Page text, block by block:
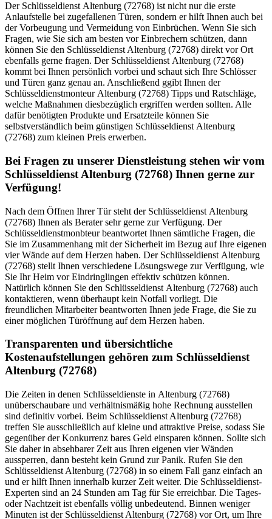
Der Schlüsseldienst Altenburg (72768) ist nicht nur die erste
Anlaufstelle bei zugefallenen Türen, sondern er hilft Ihnen auch bei
der Vorbeugung und Vermeidung von Einbrüchen. Wenn Sie sich
Fragen, wie Sie sich am besten vor Einbrechern schützen, dann
können Sie den Schlüsseldienst Altenburg (72768) direkt vor Ort
ebenfalls gerne fragen. Der Schlüsseldienst Altenburg (72768)
kommt bei Ihnen persönlich vorbei und schaut sich Ihre Schlösser
und Türen ganz genau an. Anschließend ggibt Ihnen der
Schlüsseldienstmonteur Altenburg (72768) Tipps und Ratschläge,
welche Maßnahmen diesbezüglich ergriffen werden sollten. Alle
dafür benötigten Produkte und Ersatzteile können Sie
selbstverständlich beim günstigen Schlüsseldienst Altenburg
(72768) zum kleinen Preis erwerben.
Bei Fragen zu unserer Dienstleistung stehen wir vom
Schlüsseldienst Altenburg (72768) Ihnen gerne zur
Verfügung!
Nach dem Öffnen Ihrer Tür steht der Schlüsseldienst Altenburg
(72768) Ihnen als Berater sehr gerne zur Verfügung. Der
Schlüsseldienstmonbteur beantwortet Ihnen sämtliche Fragen, die
Sie im Zusammenhang mit der Sicherheit im Bezug auf Ihre eigenen
vier Wände auf dem Herzen haben. Der Schlüsseldienst Altenburg
(72768) stellt Ihnen verschiedene Lösungswege zur Verfügung, wie
Sie Ihr Heim vor Eindringlingen effektiv schützen können.
Natürlich können Sie den Schlüsseldienst Altenburg (72768) auch
kontaktieren, wenn überhaupt kein Notfall vorliegt. Die
freundlichen Mitarbeiter beantworten Ihnen jede Frage, die Sie zu
einer möglichen Türöffnung auf dem Herzen haben.
Transparenten und übersichtliche
Kostenaufstellungen gehören zum Schlüsseldienst
Altenburg (72768)
Die Zeiten in denen Schlüsseldienste in Altenburg (72768)
unüberschaubare und verhältnismäßig hohe Rechnung ausstellen
sind definitiv vorbei. Beim Schlüsseldienst Altenburg (72768)
treffen Sie ausschließlich auf kleine und attraktive Preise, sodass Sie
gegenüber der Konkurrenz bares Geld einsparen können. Sollte sich
Sie daher in absehbarer Zeit aus Ihren eigenen vier Wänden
aussperren, dann besteht kein Grund zur Panik. Rufen Sie den
Schlüsseldienst Altenburg (72768) in so einem Fall ganz einfach an
und er hilft Ihnen innerhalb kurzer Zeit weiter. Die Schlüsseldienst-
Experten sind an 24 Stunden am Tag für Sie erreichbar. Die Tages-
oder Nachtzeit ist ebenfalls völlig unbedeutend. Binnen weniger
Minuten ist der Schlüsseldienst Altenburg (72768) vor Ort, um Ihre